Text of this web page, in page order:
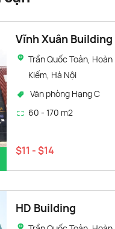
Vĩnh Xuân Building
Trần Quốc Toản, Hoàn
Kiếm, Hà Nội
Văn phòng Hạng C
60 - 170 m2
$11 - $14
HD Building